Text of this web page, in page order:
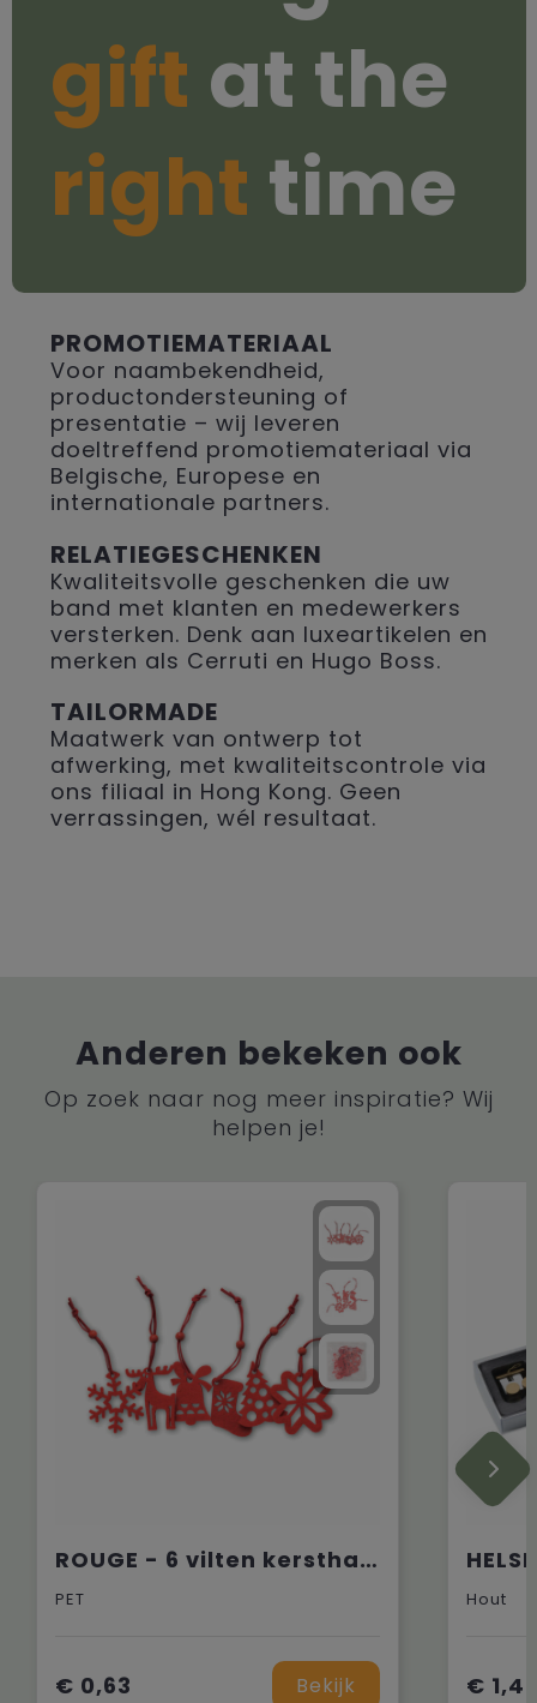
gift at the
right time
PROMOTIEMATERIAAL
Voor naambekendheid,
productondersteuning of
presentatie – wij leveren
doeltreffend promotiemateriaal via
Belgische, Europese en
internationale partners.
RELATIEGESCHENKEN
Kwaliteitsvolle geschenken die uw
band met klanten en medewerkers
versterken. Denk aan luxeartikelen en
merken als Cerruti en Hugo Boss.
TAILORMADE
Maatwerk van ontwerp tot
afwerking, met kwaliteitscontrole via
ons filiaal in Hong Kong. Geen
verrassingen, wél resultaat.
Anderen bekeken ook
Op zoek naar nog meer inspiratie? Wij
helpen je!
ROUGE - 6 vilten kersthangers
PET
€ 0,63 Bekijk
Hout
€